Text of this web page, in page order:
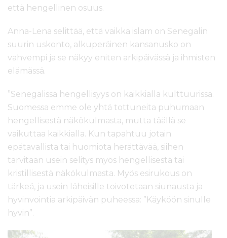
että hengellinen osuus.
Anna-Lena selittää, että vaikka islam on Senegalin
suurin uskonto, alkuperäinen kansanusko on
vahvempi ja se näkyy eniten arkipäivässä ja ihmisten
elämässä.
”Senegalissa hengellisyys on kaikkialla kulttuurissa.
Suomessa emme ole yhtä tottuneita puhumaan
hengellisestä näkökulmasta, mutta täällä se
vaikuttaa kaikkialla. Kun tapahtuu jotain
epätavallista tai huomiota herättävää, siihen
tarvitaan usein selitys myös hengellisestä tai
kristillisestä näkökulmasta. Myös esirukous on
tärkeä, ja usein läheisille toivotetaan siunausta ja
hyvinvointia arkipäivän puheessa: ”Käyköön sinulle
hyvin”.